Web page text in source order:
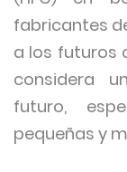
fabricantes
a los futuros
considera
futuro,
pequeñas y